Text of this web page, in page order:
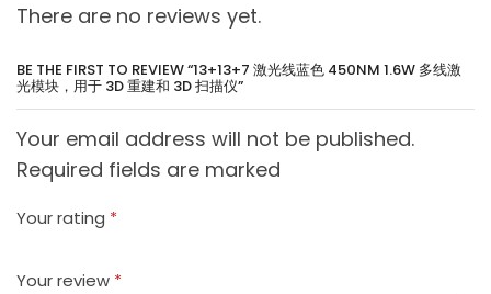
There are no reviews yet.
BE THE FIRST TO REVIEW “13+13+7 激光线蓝色 450NM 1.6W 多线激
光模块，用于 3D 重建和 3D 扫描仪”
Your email address will not be published.
Required fields are marked
Your rating *
Your review *